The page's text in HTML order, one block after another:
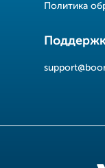
Политика